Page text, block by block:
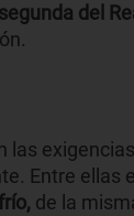
del
las
Entre ellas
de la